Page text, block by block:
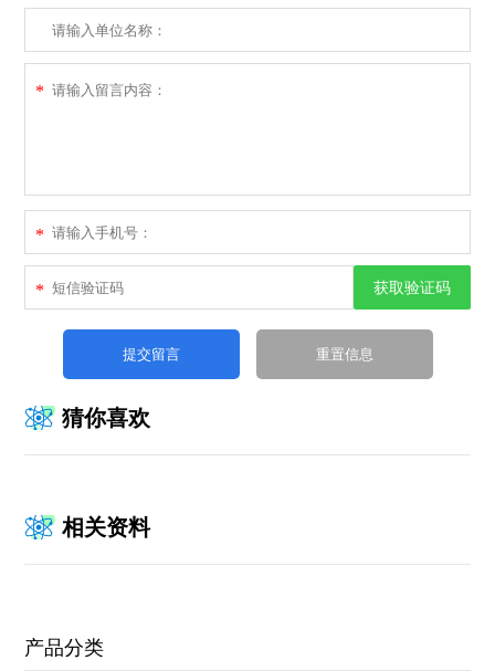
*
*
* 获取验证码
猜你喜欢
相关资料
产品分类